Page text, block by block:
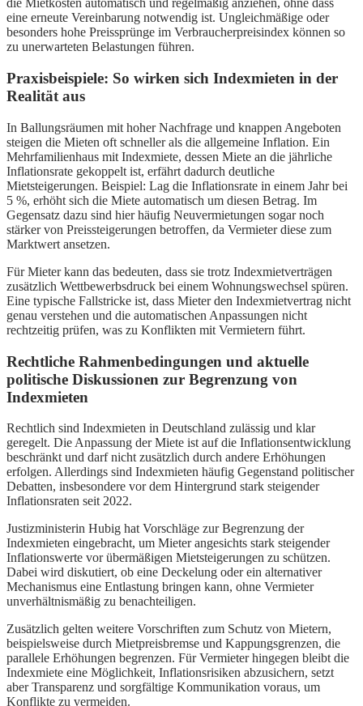
die Mietkosten automatisch und regelmäßig anziehen, ohne dass
eine erneute Vereinbarung notwendig ist. Ungleichmäßige oder
besonders hohe Preissprünge im Verbraucherpreisindex können so
zu unerwarteten Belastungen führen.
Praxisbeispiele: So wirken sich Indexmieten in der
Realität aus
In Ballungsräumen mit hoher Nachfrage und knappen Angeboten
steigen die Mieten oft schneller als die allgemeine Inflation. Ein
Mehrfamilienhaus mit Indexmiete, dessen Miete an die jährliche
Inflationsrate gekoppelt ist, erfährt dadurch deutliche
Mietsteigerungen. Beispiel: Lag die Inflationsrate in einem Jahr bei
5 %, erhöht sich die Miete automatisch um diesen Betrag. Im
Gegensatz dazu sind hier häufig Neuvermietungen sogar noch
stärker von Preissteigerungen betroffen, da Vermieter diese zum
Marktwert ansetzen.
Für Mieter kann das bedeuten, dass sie trotz Indexmietverträgen
zusätzlich Wettbewerbsdruck bei einem Wohnungswechsel spüren.
Eine typische Fallstricke ist, dass Mieter den Indexmietvertrag nicht
genau verstehen und die automatischen Anpassungen nicht
rechtzeitig prüfen, was zu Konflikten mit Vermietern führt.
Rechtliche Rahmenbedingungen und aktuelle
politische Diskussionen zur Begrenzung von
Indexmieten
Rechtlich sind Indexmieten in Deutschland zulässig und klar
geregelt. Die Anpassung der Miete ist auf die Inflationsentwicklung
beschränkt und darf nicht zusätzlich durch andere Erhöhungen
erfolgen. Allerdings sind Indexmieten häufig Gegenstand politischer
Debatten, insbesondere vor dem Hintergrund stark steigender
Inflationsraten seit 2022.
Justizministerin Hubig hat Vorschläge zur Begrenzung der
Indexmieten eingebracht, um Mieter angesichts stark steigender
Inflationswerte vor übermäßigen Mietsteigerungen zu schützen.
Dabei wird diskutiert, ob eine Deckelung oder ein alternativer
Mechanismus eine Entlastung bringen kann, ohne Vermieter
unverhältnismäßig zu benachteiligen.
Zusätzlich gelten weitere Vorschriften zum Schutz von Mietern,
beispielsweise durch Mietpreisbremse und Kappungsgrenzen, die
parallele Erhöhungen begrenzen. Für Vermieter hingegen bleibt die
Indexmiete eine Möglichkeit, Inflationsrisiken abzusichern, setzt
aber Transparenz und sorgfältige Kommunikation voraus, um
Konflikte zu vermeiden.